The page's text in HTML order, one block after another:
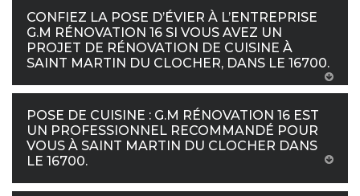
CONFIEZ LA POSE D’ÉVIER À L’ENTREPRISE
G.M RÉNOVATION 16 SI VOUS AVEZ UN
PROJET DE RÉNOVATION DE CUISINE À
SAINT MARTIN DU CLOCHER, DANS LE 16700.
POSE DE CUISINE : G.M RÉNOVATION 16 EST
UN PROFESSIONNEL RECOMMANDÉ POUR
VOUS À SAINT MARTIN DU CLOCHER DANS
LE 16700.